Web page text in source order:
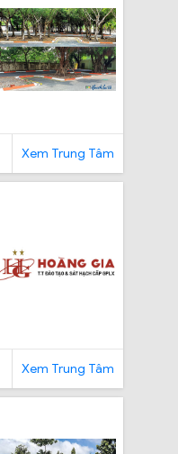
Xem Trung Tâm
Xem Trung Tâm